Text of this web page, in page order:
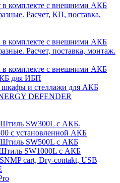
комплекте с внешними АКБ
Расчет, КП, поставка,
комплекте с внешними АКБ
Расчет, поставка, монтаж.
комплекте с внешними АКБ
для ИБП
шкафы и стеллажи для АКБ
DEFENDER
SW300L с АКБ.
с установленной АКБ
SW500L с АКБ
SW1000L с АКБ
cart, Dry-contakt, USB